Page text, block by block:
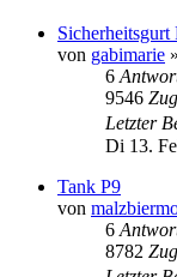
Sicherheitsgurt
von gabimarie »
6
9546
Letzter
Di 13.
Tank P9
von
6
8782